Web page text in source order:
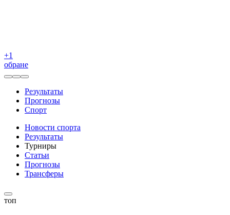
+1
обране
Результаты
Прогнозы
Спорт
Новости спорта
Результаты
Турниры
Статьи
Прогнозы
Трансферы
топ